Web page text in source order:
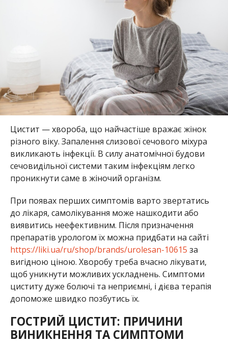
Цистит — хвороба, що найчастіше вражає жінок
різного віку. Запалення слизової сечового міхура
викликають інфекції. В силу анатомічної будови
сечовидільної системи таким інфекціям легко
проникнути саме в жіночий організм.
При появах перших симптомів варто звертатись
до лікаря, самолікування може нашкодити або
виявитись неефективним. Після призначення
препаратів урологом їх можна придбати на сайті
https://liki.ua/ru/shop/brands/urolesan-10615 за
вигідною ціною. Хворобу треба вчасно лікувати,
щоб уникнути можливих ускладнень. Симптоми
циститу дуже болючі та неприємні, і дієва терапія
допоможе швидко позбутись їх.
ГОСТРИЙ ЦИСТИТ: ПРИЧИНИ
ВИНИКНЕННЯ ТА СИМПТОМИ